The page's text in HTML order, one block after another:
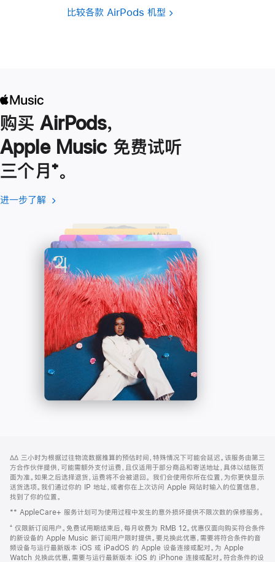
比较各款 AirPods 机型
购买 AirPods，
Apple Music 免费试听
三个月脚
注
⁺。
进一步了解 进
了
解
-
Apple
Music
(在
口
中
打
开)
页
页
脚
注
∆∆ 三小时为根据过往物流数据推算的预估时间，特殊情况下可能会延迟。该服务由第三
方合作伙伴提供，可能需额外支付运费，且仅适用于部分商品和寄送地址，具体以结账页
面为准。如果之后选择退货，运费将不会被退回。 我们会使用你所在位置，为你更快显示
送货选项。我们通过你的 IP 地址，或者你在上次访问 Apple 网站时输入的位置信息，
找到了你的位置。
** AppleCare+ 服务计划可为使用过程中发生的意外损坏提供不限次数的保修服务。
⁺ 仅限新订阅用户。免费试用期结束后，每月收费为 RMB 12。优惠仅面向购买符合条件
的新设备的 Apple Music 新订阅用户限时提供。要兑换此优惠，需要将符合条件的音
频设备与运行最新版本 iOS 或 iPadOS 的 Apple 设备连接或配对。为 Apple
Watch 兑换此优惠，需要与运行最新版本 iOS 的 iPhone 连接或配对。符合条件的设